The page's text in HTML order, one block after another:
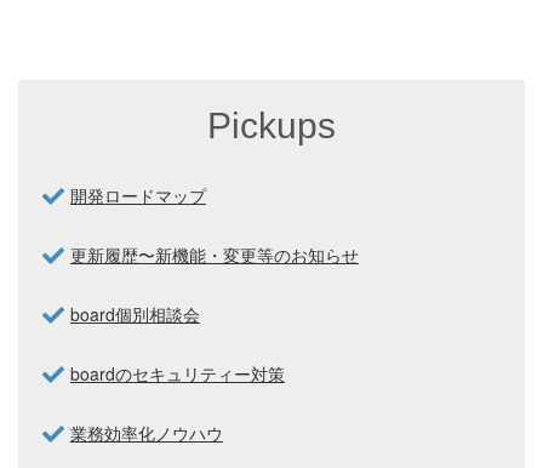
Pickups
開発ロードマップ
更新履歴〜新機能・変更等のお知らせ
board個別相談会
boardのセキュリティー対策
業務効率化ノウハウ